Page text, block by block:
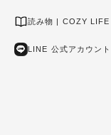
読み物 | COZY LIFE
LINE 公式アカウント